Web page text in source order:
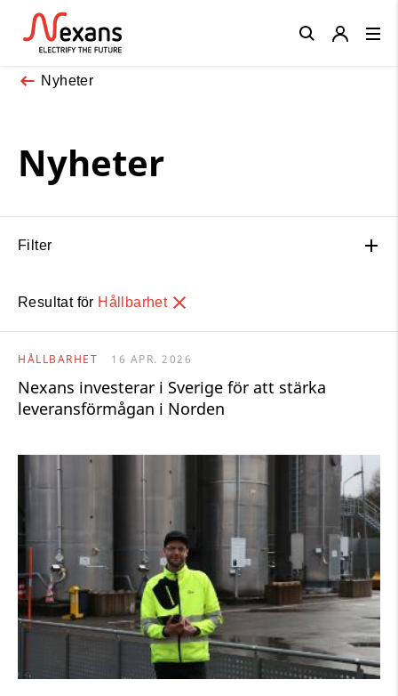
Nyheter
Nyheter
Filter
Resultat för Hållbarhet
HÅLLBARHET 16 APR. 2026
Nexans investerar i Sverige för att stärka
leveransförmågan i Norden
Close